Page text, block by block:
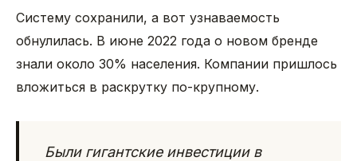
Систему сохранили, а вот узнаваемость
обнулилась. В июне 2022 года о новом бренде
знали около 30% населения. Компании пришлось
вложиться в раскрутку по-крупному.
Были гигантские инвестиции в